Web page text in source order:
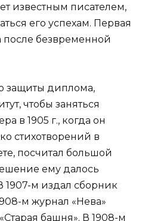
известным писателем,
его успехам. Первая
после безвременной
защиты диплома,
чтобы заняться
в 1905 г., когда он
стихотворений в
посчитал большой
ему далось
1907-м издал сборник
м журнал «Нева»
башня». В 1908-м